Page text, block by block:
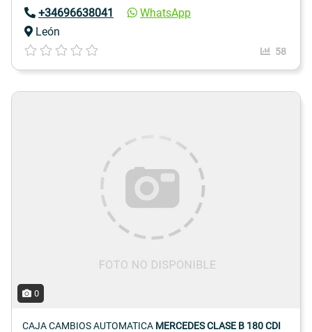
+34696638041
WhatsApp
León
58
0
CAJA CAMBIOS AUTOMATICA MERCEDES CLASE B 180 CDI